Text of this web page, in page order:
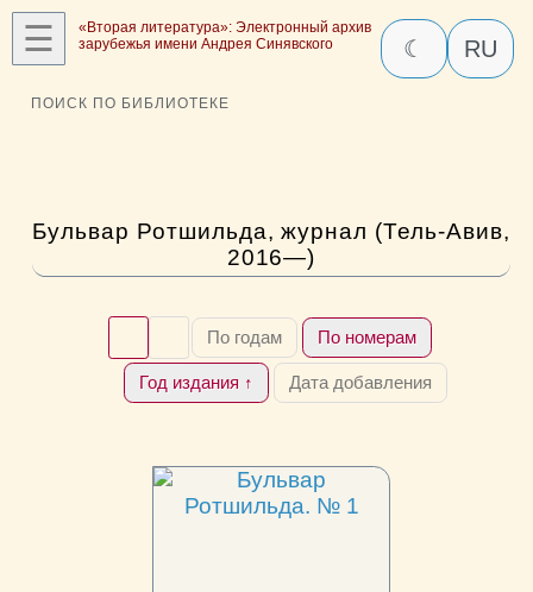
☰
«Вторая литература»: Электронный архив
зарубежья имени Андрея Синявского
☾ RU
ПОИСК ПО БИБЛИОТЕКЕ
Бульвар Ротшильда, журнал (Тель-Авив,
2016—)
По годам По номерам
Год издания ↑ Дата добавления